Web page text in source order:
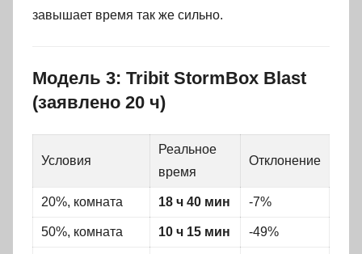
завышает время так же сильно.
Модель 3: Tribit StormBox Blast
(заявлено 20 ч)
Условия
Реальное
время
Отклонение
20%, комната 18 ч 40 мин -7%
50%, комната 10 ч 15 мин -49%